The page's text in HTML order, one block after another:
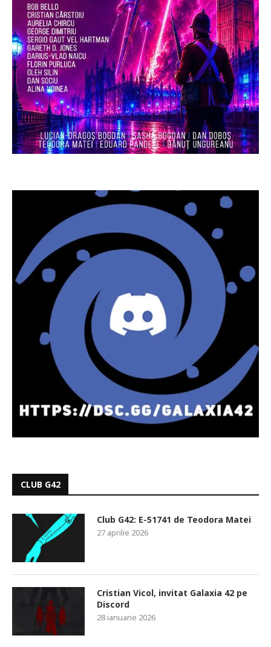
CLUB G42
Club G42: E-51741 de Teodora Matei
27 aprilie 2026
Cristian Vicol, invitat Galaxia 42 pe
Discord
28 ianuarie 2026